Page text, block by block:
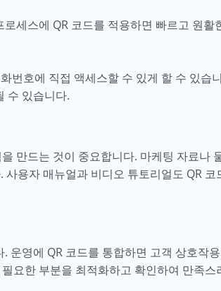
세스에 QR 코드를 적용하면 빠르고 원활
번호에 직접 액세스할 수 있게 할 수 있습
수 있습니다.
만드는 것이 중요합니다. 마케팅 자료나
용자 매뉴얼과 비디오 튜토리얼도 QR 코
운영에 QR 코드를 통합하면 고객 상호작
요한 부분을 최적화하고 확인하여 만족스